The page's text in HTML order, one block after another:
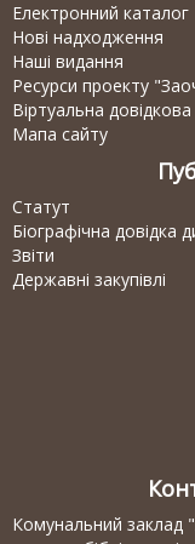
Електронний каталог
Нові надходження
Наші видання
Ресурси проекту
Віртуальна
Мапа сайту
Статут
Біографічна довідка
Звіти
Державні закупівлі
Комунальний заклад